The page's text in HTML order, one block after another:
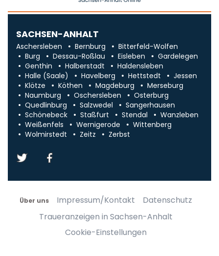
SACHSEN-ANHALT
Aschersleben Bernburg
Bitterfeld-Wolfen
Burg
Dessau-Roßlau Eisleben
Gardelegen
Genthin
Halberstadt
Haldensleben
Halle (Saale)
Havelberg Hettstedt
Jessen
Klötze
Köthen Magdeburg
Merseburg
Naumburg
Oschersleben
Osterburg
Quedlinburg
Salzwedel
Sangerhausen
Schönebeck
Staßfurt Stendal
Wanzleben
Weißenfels
Wernigerode
Wittenberg
Wolmirstedt
Zeitz Zerbst
Über uns Impressum/Kontakt
Datenschutz
Traueranzeigen in Sachsen-Anhalt
Cookie-Einstellungen